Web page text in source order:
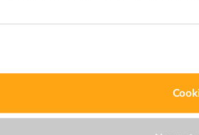
steckt in den
Selbstführung. Es